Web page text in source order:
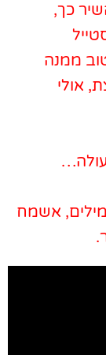
כך,
ממנה
אולי
אשמח